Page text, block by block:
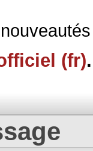
(fr).